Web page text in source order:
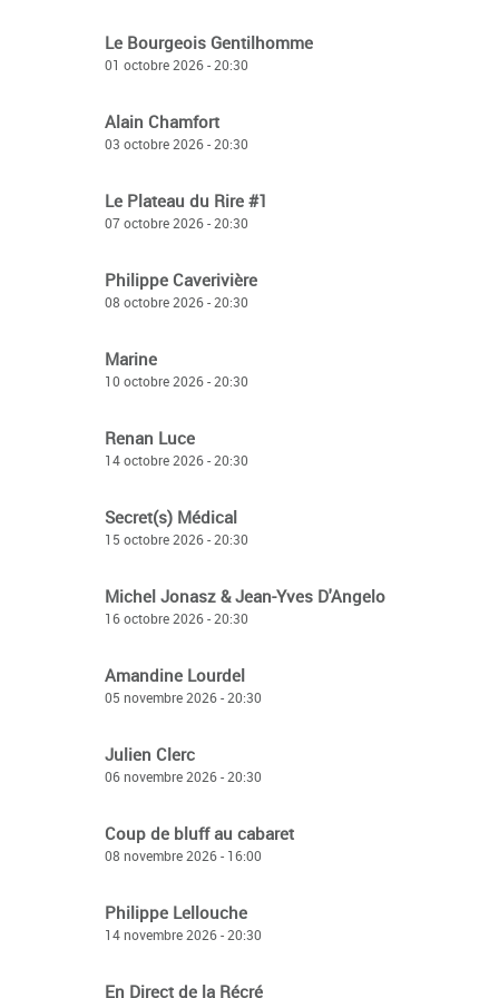
Le Bourgeois Gentilhomme
01 octobre 2026 - 20:30
Alain Chamfort
03 octobre 2026 - 20:30
Le Plateau du Rire #1
07 octobre 2026 - 20:30
Philippe Caverivière
08 octobre 2026 - 20:30
Marine
10 octobre 2026 - 20:30
Renan Luce
14 octobre 2026 - 20:30
Secret(s) Médical
15 octobre 2026 - 20:30
Michel Jonasz & Jean-Yves D'Angelo
16 octobre 2026 - 20:30
Amandine Lourdel
05 novembre 2026 - 20:30
Julien Clerc
06 novembre 2026 - 20:30
Coup de bluff au cabaret
08 novembre 2026 - 16:00
Philippe Lellouche
14 novembre 2026 - 20:30
En Direct de la Récré